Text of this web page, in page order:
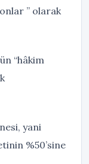
” olarak
“hâkim
yani
%50’sine